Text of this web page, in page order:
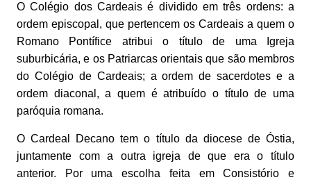
O Colégio dos Cardeais é dividido em três ordens: a
ordem episcopal, que pertencem os Cardeais a quem o
Romano Pontífice atribui o título de uma Igreja
suburbicária, e os Patriarcas orientais que são membros
do Colégio de Cardeais; a ordem de sacerdotes e a
ordem diaconal, a quem é atribuído o título de uma
paróquia romana.
O Cardeal Decano tem o título da diocese de Óstia,
juntamente com a outra igreja de que era o título
anterior. Por uma escolha feita em Consistório e